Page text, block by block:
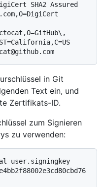
in Git
Text ein, und
Zertifikats-ID.
zum Signieren
zu verwenden:
user.signingkey